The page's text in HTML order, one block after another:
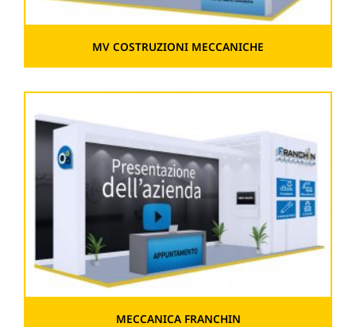
MV COSTRUZIONI MECCANICHE
MECCANICA FRANCHIN